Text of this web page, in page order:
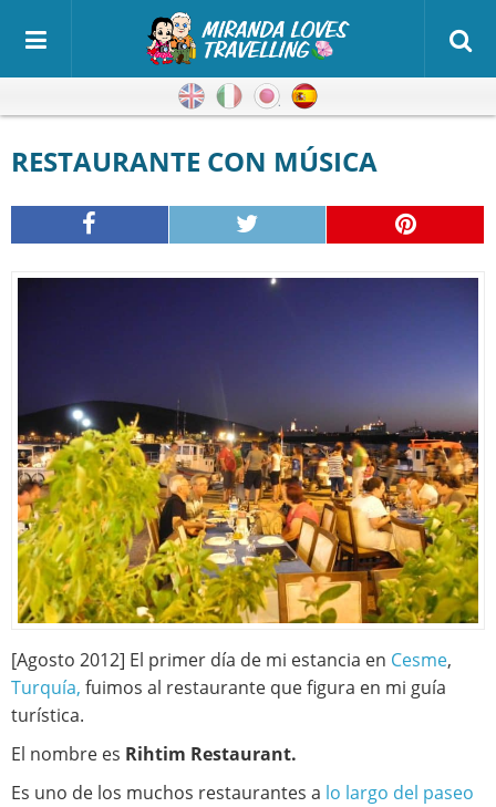
Inglés ItalianoJaponés
RESTAURANTE CON MÚSICA
[Agosto 2012] El primer día de mi estancia en Cesme,
Turquía, fuimos al restaurante que figura en mi guía
turística.
El nombre es Rihtim Restaurant.
Es uno de los muchos restaurantes a lo largo del paseo